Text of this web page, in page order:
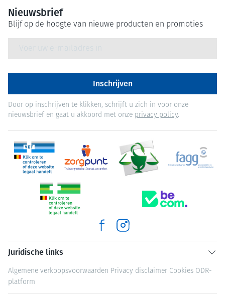
Nieuwsbrief
Blijf op de hoogte van nieuwe producten en promoties
Inschrijven
Door op inschrijven te klikken, schrijft u zich in voor onze
nieuwsbrief en gaat u akkoord met onze privacy policy.
Juridische links
Algemene verkoopsvoorwaarden Privacy disclaimer Cookies ODR-
platform